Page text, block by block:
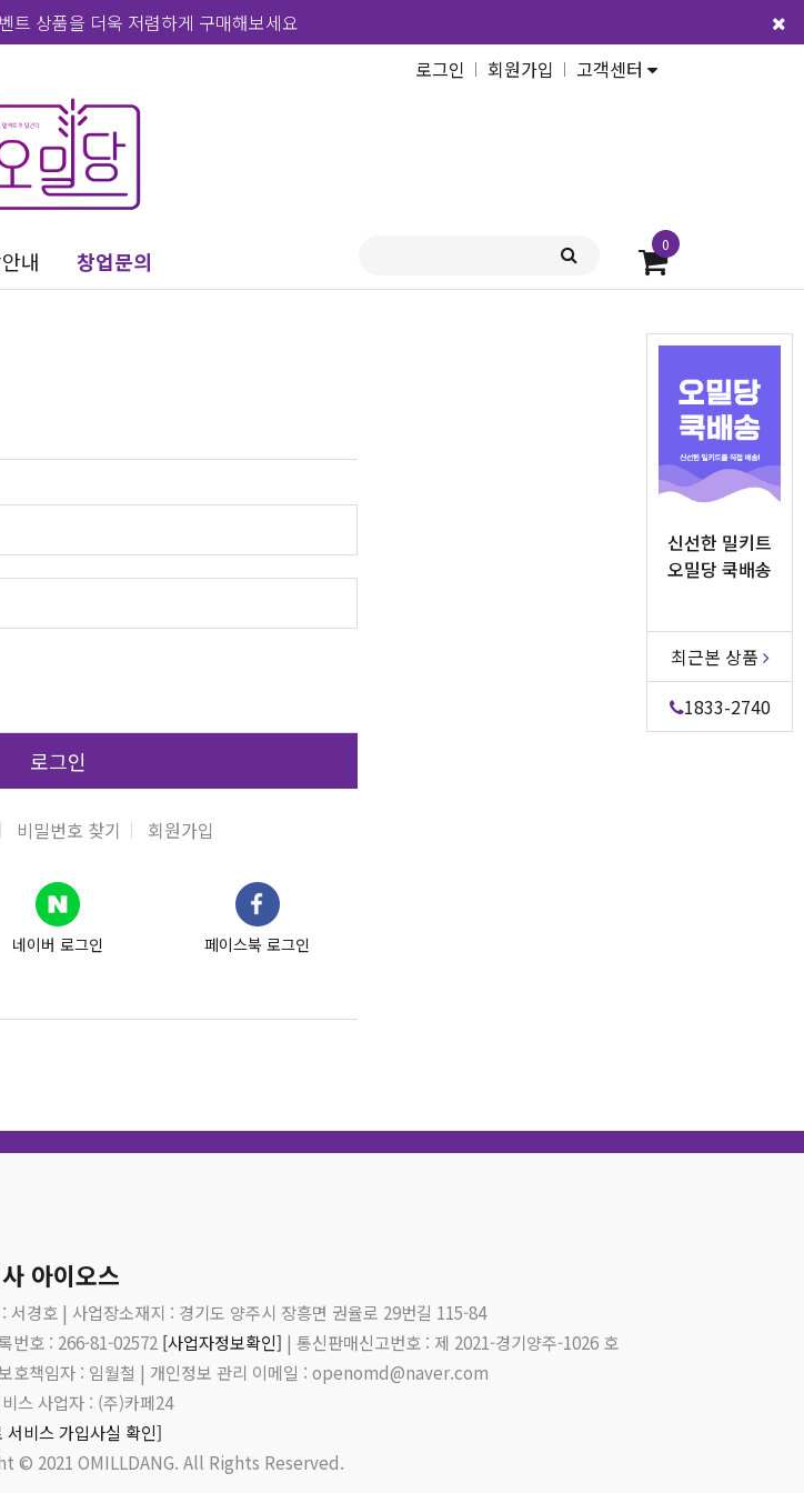
트 상품을 더욱 저렴하게 구매해보세요
로그인 회원가입 고객센터
내 창업문의
0
로그인
비밀번호 찾기 회원가입
네이버 로그인 페이스북 로그인
신선한 밀키트
오밀당 쿡배송
최근본 상품
1833-2740
아이오스
서경호 | 사업장소재지 : 경기도 양주시 장흥면 권율로 29번길 115-84
번호 : 266-81-02572 [사업자정보확인] | 통신판매신고번호 : 제 2021-경기양주-1026 호
호책임자 : 임월철 | 개인정보 관리 이메일 : openomd@naver.com
스 사업자 : (주)카페24
서비스 가입사실 확인]
© 2021 OMILLDANG. All Rights Reserved.